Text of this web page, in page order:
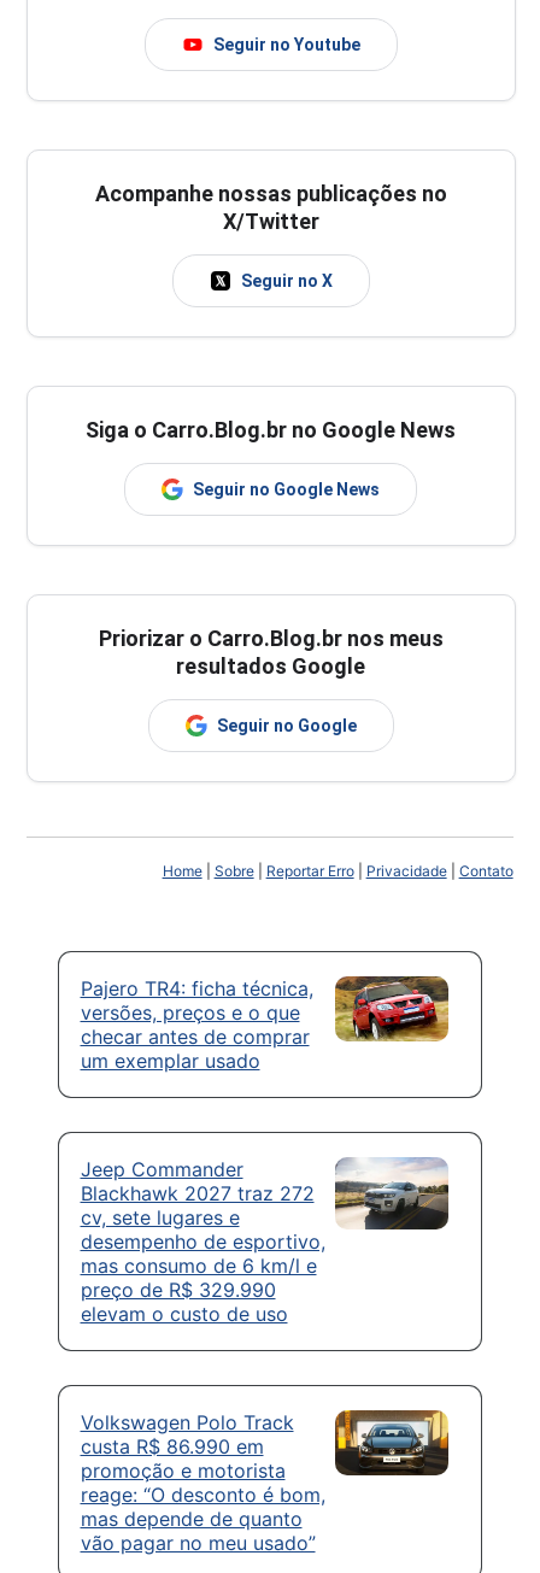
Seguir no Youtube
Acompanhe nossas publicações no
X/Twitter
Seguir no X
Siga o Carro.Blog.br no Google News
Seguir no Google News
Priorizar o Carro.Blog.br nos meus
resultados Google
Seguir no Google
Home| Sobre| Reportar Erro| Privacidade| Contato
Pajero TR4: ficha técnica,
versões, preços e o que
checar antes de comprar
um exemplar usado
Jeep Commander
Blackhawk 2027 traz 272
cv, sete lugares e
desempenho de esportivo,
mas consumo de 6 km/l e
preço de R$ 329.990
elevam o custo de uso
Volkswagen Polo Track
custa R$ 86.990 em
promoção e motorista
reage: “O desconto é bom,
mas depende de quanto
vão pagar no meu usado”